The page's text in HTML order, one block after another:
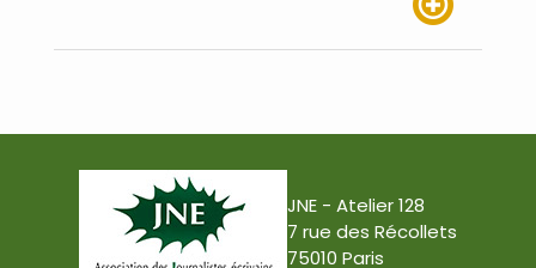
JNE - Atelier 128
7 rue des Récollets
75010 Paris